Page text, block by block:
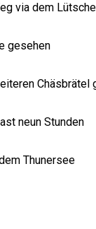
via dem
gesehen
Chäsbrätel
neun Stunden
Thunersee